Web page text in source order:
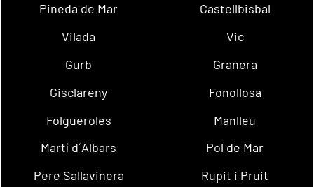
Pineda de Mar
Castellbisbal
Vilada
Vic
Gurb
Granera
Gisclareny
Fonollosa
Folgueroles
Manlleu
Martí d´Albars
Pol de Mar
Pere Sallavinera
Rupit i Pruit